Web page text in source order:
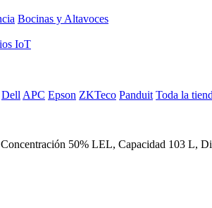
Bocinas y Altavoces
IoT
Dell APC Epson ZKTeco Panduit Toda la
50% LEL, Capacidad 103 L,